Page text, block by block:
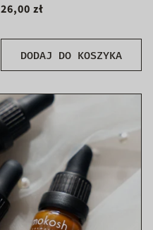
DODAJ DO KOSZYKA
26,00 zł